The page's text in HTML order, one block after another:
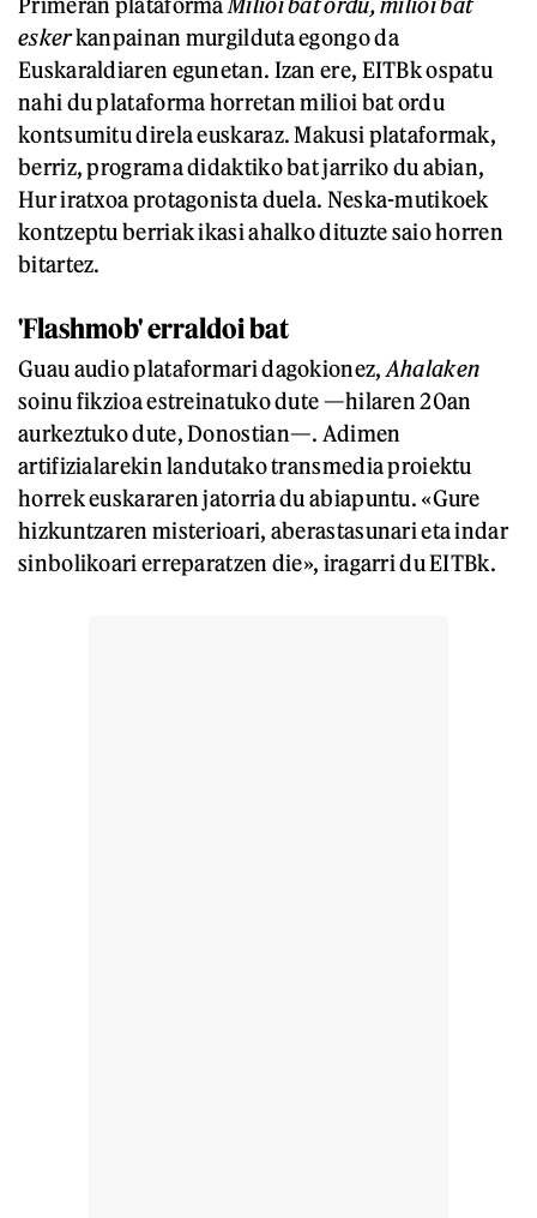
eskerkanpainan murgilduta egongo da
Euskaraldiaren egunetan. Izan ere, EITBk ospatu
nahi du plataforma horretan milioi bat ordu
kontsumitu direla euskaraz. Makusi plataformak,
berriz, programa didaktiko bat jarriko du abian,
Hur iratxoa protagonista duela. Neska-mutikoek
kontzeptu berriak ikasi ahalko dituzte saio horren
bitartez.
'Flashmob' erraldoi bat
Guau audio plataformari dagokionez, Ahalaken
soinu fikzioa estreinatuko dute —hilaren 20an
aurkeztuko dute, Donostian—. Adimen
artifizialarekin landutako transmedia proiektu
horrek euskararen jatorria du abiapuntu. «Gure
hizkuntzaren misterioari, aberastasunari eta indar
sinbolikoari erreparatzen die», iragarri du EITBk.